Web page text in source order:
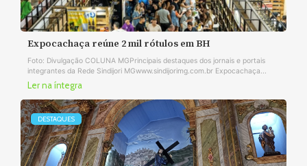
Expocachaça reúne 2 mil rótulos em BH
Foto: Divulgação COLUNA MGPrincipais destaques dos jornais e portais
integrantes da Rede Sindijori MGwww.sindijorimg.com.br Expocachaça...
Ler na íntegra
DESTAQUES